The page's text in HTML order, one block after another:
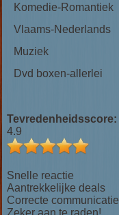
Komedie-Romantiek
Vlaams-Nederlands
Muziek
Dvd boxen-allerlei
Tevredenheidsscore:
4.9
Snelle reactie
Aantrekkelijke deals
Correcte communicatie
Zeker aan te raden!